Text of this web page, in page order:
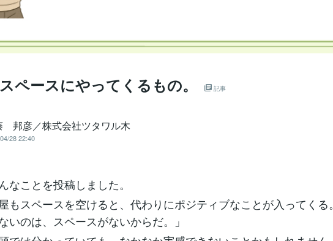
ペースにやってくるもの。 記事
邦彦／株式会社ツタワル木
28 22:40
なことを投稿しました。
もスペースを空けると、代わりにポジティブなことが入ってくる。
いのは、スペースがないからだ。」